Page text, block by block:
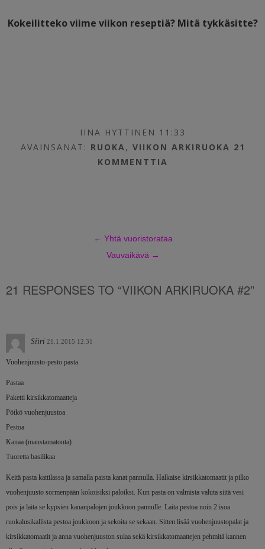
Kokeilitteko viime viikon reseptiä? Mitä tykkäsitte?
IINA HYTTINEN 11:33
AVAINSANAT: RUOKA, VIIKON ARKIRUOKA 21
KOMMENTTIA
← Yhtä vuoristorataa
Vauvaikävä →
21 RESPONSES TO “VIIKON ARKIRUOKA #2”
Siiri 21.1.2015 12:31
Vuohenjuusto-pesto pasta
Pastaa
Paketti kirsikkatomaatteja
Pötkö vuohenjuustoa
Pestoa
Kanaa (maustamatonta)
Tuoretta basilikaa
Keitä pasta kattilassa ja samalla paista kanat pannulla. Halkaise kirsikkatomaatit ja pilko
vuohenjuusto sormenpään kokoisiksi paloiksi. Kun pasta on valmista valuta siitä vesi
pois ja laita se kypsien kananpalojen joukkoon pannulle. Laita pestoa noin 2 isoa
ruokalusikallista pestoa joukkoon ja sekoita se sekaan. Sitten lisää vuohenjuustopalat ja
kirsikkatomaatit ja anna vuohenjuuston sulaa sekä kirsikkatomaattejen pehmitä kannen